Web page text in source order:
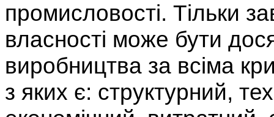
промисловості. Тільки
власності може бути
виробництва за всіма
з яких є: структурний,